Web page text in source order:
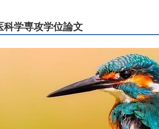
科学専攻学位論文